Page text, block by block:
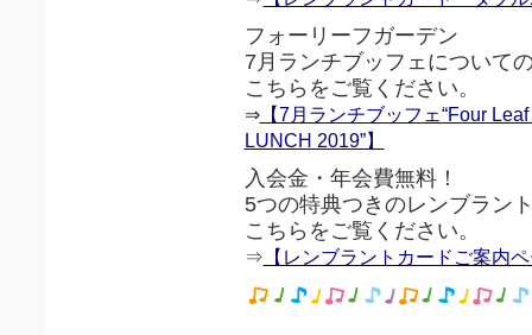
フォーリーフガーデン
7月ランチブッフェについて
こちらをご覧ください。
⇒【7月ランチブッフェ“Four
LUNCH 2019”】
入会金・年会費無料！
5つの特典つきのレンブラン
こちらをご覧ください。
⇒ 【レンブラントカードご案内